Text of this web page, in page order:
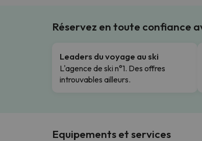
Réservez en toute confiance
Leaders du voyage au ski
L'agence de ski n°1. Des offres
introuvables ailleurs.
Equipements et services